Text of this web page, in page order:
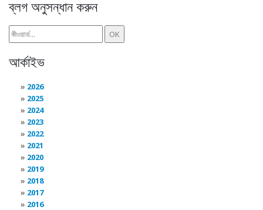
ব্লগ অনুসন্ধান করুন
আর্কাইভ
2026
2025
2024
2023
2022
2021
2020
2019
2018
2017
2016